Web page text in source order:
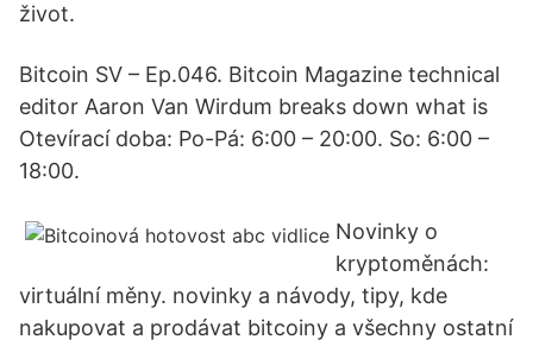
život.
Bitcoin SV – Ep.046. Bitcoin Magazine technical
editor Aaron Van Wirdum breaks down what is
Otevírací doba: Po-Pá: 6:00 – 20:00. So: 6:00 –
18:00.
Novinky o
kryptoměnách:
virtuální měny. novinky a návody, tipy, kde
nakupovat a prodávat bitcoiny a všechny ostatní